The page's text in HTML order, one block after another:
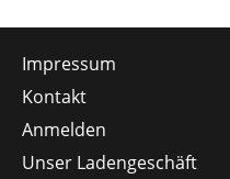
Impressum
Kontakt
Anmelden
Unser Ladengeschäft